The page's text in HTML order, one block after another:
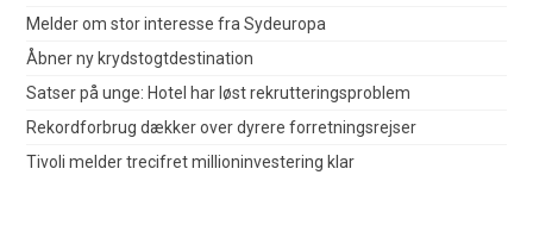
Melder om stor interesse fra Sydeuropa
Åbner ny krydstogtdestination
Satser på unge: Hotel har løst rekrutteringsproblem
Rekordforbrug dækker over dyrere forretningsrejser
Tivoli melder trecifret millioninvestering klar